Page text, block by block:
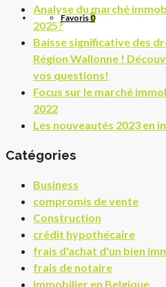
Favoris0
Analyse du marché
2025?
Baisse significative des
Région Wallonne !
vos questions!
Focus sur le marché
2022
Les nouveautés 2023 en
Catégories
Business
compromis de vente
Construction
crédit hypothécaire
frais d'achat d'un bien
frais de notaire
immobilier en Belgique